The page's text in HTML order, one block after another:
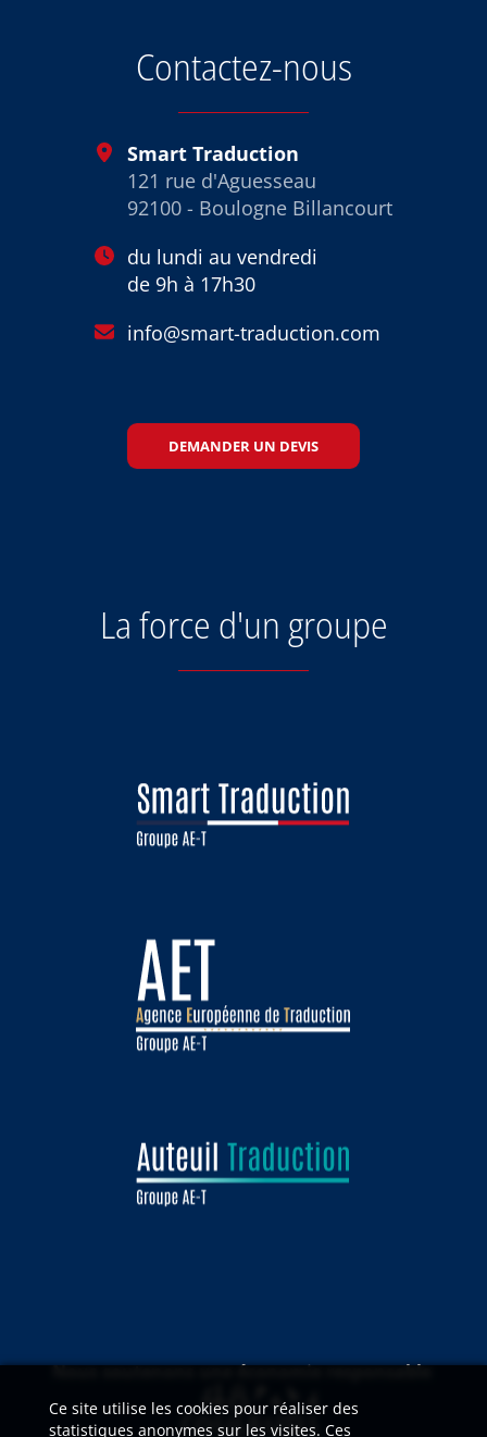
Contactez-nous
Smart Traduction
121 rue d'Aguesseau
92100 - Boulogne Billancourt
du lundi au vendredi
de 9h à 17h30
info@smart-traduction.com
DEMANDER UN DEVIS
La force d'un groupe
Nous soutenons une économie responsable
Ce site utilise les cookies pour réaliser des
statistiques anonymes sur les visites. Ces